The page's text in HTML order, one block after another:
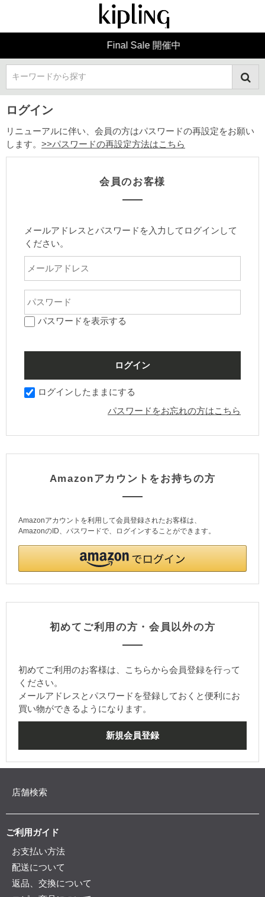
Final Sale 開催中
キーワードから探す
ログイン
リニューアルに伴い、会員の方はパスワードの再設定をお願い
します。 >>パスワードの再設定方法はこちら
会員のお客様
メールアドレスとパスワードを入力してログインして
ください。
パスワードを表示する
ログインしたままにする
パスワードをお忘れの方はこちら
Amazonアカウントをお持ちの方
Amazonアカウントを利用して会員登録されたお客様は、
AmazonのID、パスワードで、ログインすることができます。
初めてご利用の方・会員以外の方
初めてご利用のお客様は、こちらから会員登録を行って
ください。
メールアドレスとパスワードを登録しておくと便利にお
買い物ができるようになります。
店舗検索
ご利用ガイド
お支払い方法
配送について
返品、交換について